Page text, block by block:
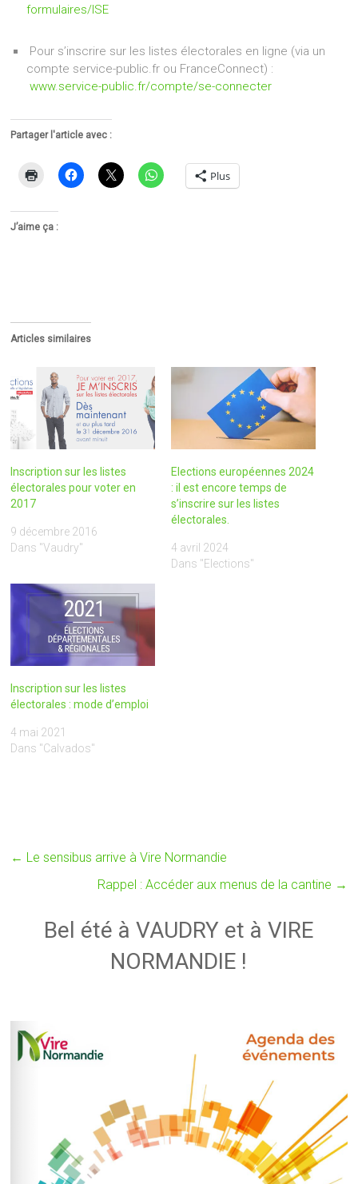
formulaires/ISE
Pour s’inscrire sur les listes électorales en ligne (via un
compte service-public.fr ou FranceConnect) :
www.service-public.fr/compte/se-connecter
Partager l'article avec :
Plus
J’aime ça :
Articles similaires
Inscription sur les listes
électorales pour voter en
2017
9 décembre 2016
Dans "Vaudry"
Elections européennes 2024
: il est encore temps de
s’inscrire sur les listes
électorales.
4 avril 2024
Dans "Elections"
Inscription sur les listes
électorales : mode d’emploi
4 mai 2021
Dans "Calvados"
← Le sensibus arrive à Vire Normandie
Rappel : Accéder aux menus de la cantine →
Bel été à VAUDRY et à VIRE
NORMANDIE !